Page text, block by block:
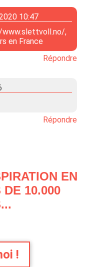
10:47
,
en France
Répondre
Répondre
EN
10.000
!